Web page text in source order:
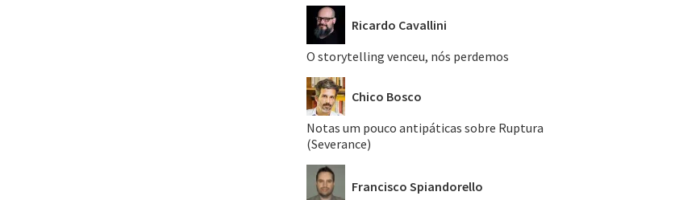
Ricardo Cavallini
O storytelling venceu, nós perdemos
Chico Bosco
Notas um pouco antipáticas sobre Ruptura
(Severance)
Francisco Spiandorello